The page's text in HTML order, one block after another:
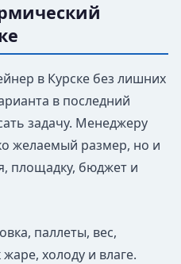
в Курске без лишних
в последний
задачу. Менеджеру
желаемый размер, но и
площадку, бюджет и
паллеты, вес,
холоду и влаге.